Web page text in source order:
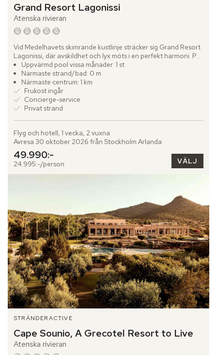
Grand Resort Lagonissi
Atenska rivieran
Vid Medelhavets skimrande kustlinje sträcker sig Grand Resort
Lagonissi, där avskildhet och lyx möts i en perfekt harmoni. På
Atenska rivieran, endast en kort bilresa från...
Uppvärmd pool vissa månader: 1 st
Närmaste strand/bad: 0 m
Närmaste centrum: 1 km
Frukost ingår
Concierge-service
Privat strand
Flyg och hotell, 1 vecka, 2 vuxna
Avresa 30 oktober 2026 från Stockholm Arlanda
49.990:-
24.995:-/person VÄLJ
STRÄNDERACTIVE
Cape Sounio, A Grecotel Resort to Live
Atenska rivieran